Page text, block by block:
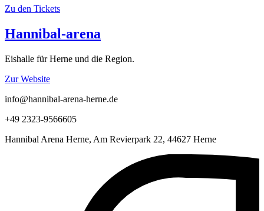
Zu den Tickets
Hannibal-arena
Eishalle für Herne und die Region.
Zur Website
info@hannibal-arena-herne.de
+49 2323-9566605
Hannibal Arena Herne, Am Revierpark 22, 44627 Herne